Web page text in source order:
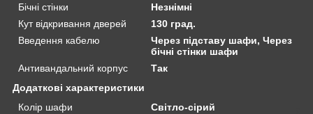
Бічні стінки
Незнімні
Кут відкривання дверей
130 град.
Введення кабелю
Через підставу шафи, Через
бічні стінки шафи
Антивандальний корпус
Так
Додаткові характеристики
Колір шафи
Світло-сірий